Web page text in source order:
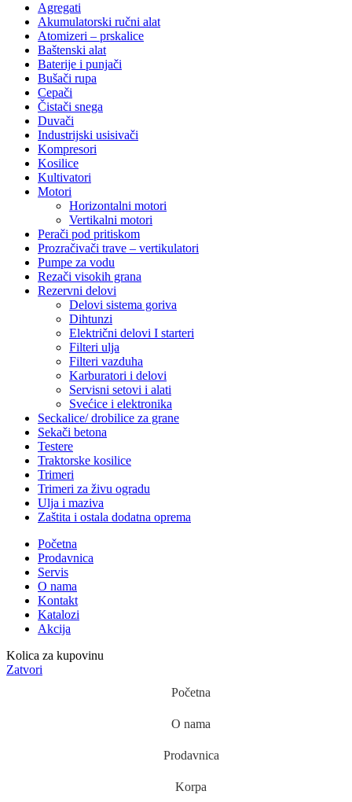
Agregati
Akumulatorski ručni alat
Atomizeri – prskalice
Baštenski alat
Baterije i punjači
Bušači rupa
Cepači
Čistači snega
Duvači
Industrijski usisivači
Kompresori
Kosilice
Kultivatori
Motori
Horizontalni motori
Vertikalni motori
Perači pod pritiskom
Prozračivači trave – vertikulatori
Pumpe za vodu
Rezači visokih grana
Rezervni delovi
Delovi sistema goriva
Dihtunzi
Električni delovi I starteri
Filteri ulja
Filteri vazduha
Karburatori i delovi
Servisni setovi i alati
Svećice i elektronika
Seckalice/ drobilice za grane
Sekači betona
Testere
Traktorske kosilice
Trimeri
Trimeri za živu ogradu
Ulja i maziva
Zaštita i ostala dodatna oprema
Početna
Prodavnica
Servis
O nama
Kontakt
Katalozi
Akcija
Kolica za kupovinu
Zatvori
Početna
O nama
Prodavnica
Korpa